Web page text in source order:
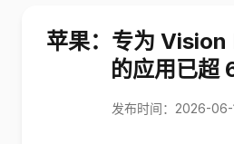
苹果：专为 Vision
的应用已超
发布时间：2026-06-